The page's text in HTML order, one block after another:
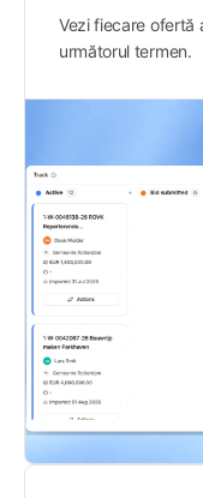
Vezi fiecare ofertă
următorul termen.